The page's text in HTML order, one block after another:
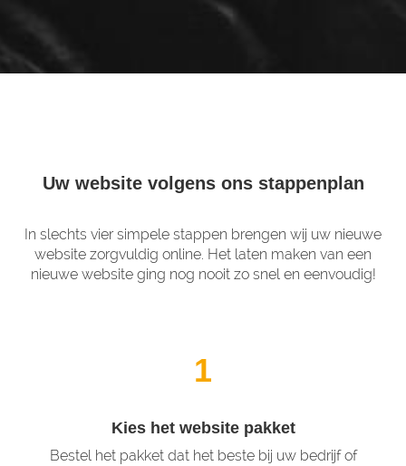
Uw website volgens ons stappenplan
In slechts vier simpele stappen brengen wij uw nieuwe
website zorgvuldig online. Het laten maken van een
nieuwe website ging nog nooit zo snel en eenvoudig!
1
Kies het website pakket
Bestel het pakket dat het beste bij uw bedrijf of